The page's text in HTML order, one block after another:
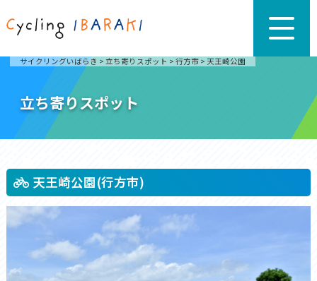
サイクリングいばらき > 立ち寄りスポット > 行方市 > 天王崎公園
立ち寄りスポット
天王崎公園(行方市)